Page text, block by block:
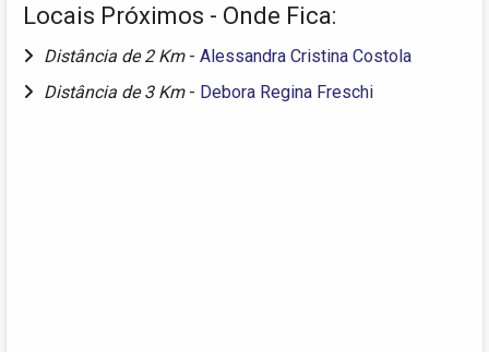
Locais Próximos - Onde Fica:
Distância de 2 Km - Alessandra Cristina Costola
Distância de 3 Km - Debora Regina Freschi